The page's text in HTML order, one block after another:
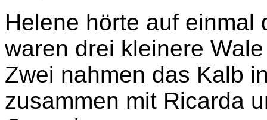
Helene hörte auf einmal
waren drei kleinere
Zwei nahmen das Kalb
zusammen mit Ricarda